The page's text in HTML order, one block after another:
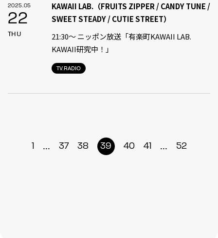
2025.05
22
THU
TV.RADIO
KAWAII LAB.（FRUITS ZIPPER / CANDY TUNE /
SWEET STEADY / CUTIE STREET）
21:30〜 ニッポン放送「有楽町KAWAII LAB.
KAWAII研究中！」
1 ... 37 38 39 40 41 ... 52